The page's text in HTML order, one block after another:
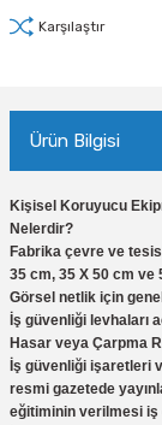
Karşılaştır
Ürün Bilgisi
Kişisel Koruyucu
Nelerdir?
Fabrika çevre ve
35 cm, 35 X 50 cm ve
Görsel netlik için
İş güvenliği levhaları
Hasar veya Çarpma
İş güvenliği işaretleri
resmi gazetede
eğitiminin verilmesi iş